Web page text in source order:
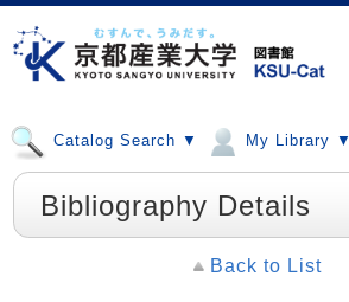
Catalog Search ▼ My Library ▼
Bibliography Details
Back to List